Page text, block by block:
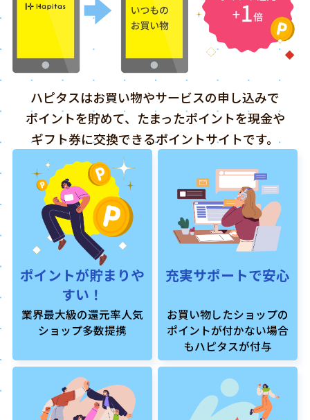
ハピタスはお買い物やサービスの申し込みで
ポイントを貯めて、たまったポイントを現金や
ギフト券に交換できるポイントサイトです。
ポイントが貯まりや
すい！
業界最大級の還元率人気
ショップ多数提携
充実サポートで安心
お買い物したショップの
ポイントが付かない場合
もハピタスが付与